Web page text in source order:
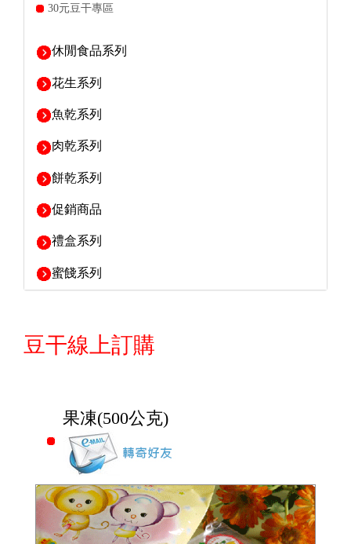
30元豆干專區
休閒食品系列
花生系列
魚乾系列
肉乾系列
餅乾系列
促銷商品
禮盒系列
蜜餞系列
豆干線上訂購
果凍(500公克)